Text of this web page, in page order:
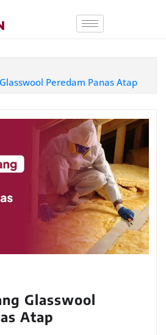
Peredam Panas Atap
Glasswool
Atap